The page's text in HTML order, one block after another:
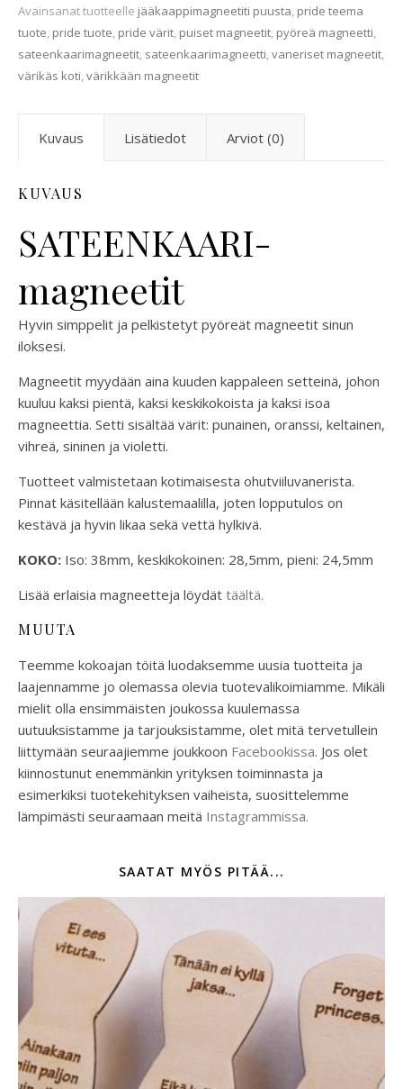
Avainsanat tuotteelle jääkaappimagneetiti puusta, pride teema
tuote, pride tuote, pride värit, puiset magneetit, pyöreä magneetti,
sateenkaarimagneetit, sateenkaarimagneetti,vaneriset magneetit,
värikäs koti,värikkään magneetit
Kuvaus Lisätiedot Arviot (0)
KUVAUS
SATEENKAARI-
magneetit
Hyvin simppelit ja pelkistetyt pyöreät magneetit sinun
iloksesi.
Magneetit myydään aina kuuden kappaleen setteinä, johon
kuuluu kaksi pientä, kaksi keskikokoista ja kaksi isoa
magneettia. Setti sisältää värit: punainen, oranssi, keltainen,
vihreä, sininen ja violetti.
Tuotteet valmistetaan kotimaisesta ohutviiluvanerista.
Pinnat käsitellään kalustemaalilla, joten lopputulos on
kestävä ja hyvin likaa sekä vettä hylkivä.
KOKO: Iso: 38mm, keskikokoinen: 28,5mm, pieni: 24,5mm
Lisää erlaisia magneetteja löydät täältä.
MUUTA
Teemme kokoajan töitä luodaksemme uusia tuotteita ja
laajennamme jo olemassa olevia tuotevalikoimiamme. Mikäli
mielit olla ensimmäisten joukossa kuulemassa
uutuuksistamme ja tarjouksistamme, olet mitä tervetullein
liittymään seuraajiemme joukkoon Facebookissa. Jos olet
kiinnostunut enemmänkin yrityksen toiminnasta ja
esimerkiksi tuotekehityksen vaiheista, suosittelemme
lämpimästi seuraamaan meitä Instagrammissa.
SAATAT MYÖS PITÄÄ...